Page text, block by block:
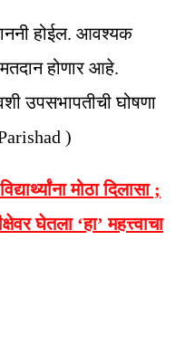
होईल. आवश्यक
होणार आहे.
उपसभापतीची घोषणा
)
मोठा दिलासा ;
घेतला ‘हा’ महत्त्वाचा